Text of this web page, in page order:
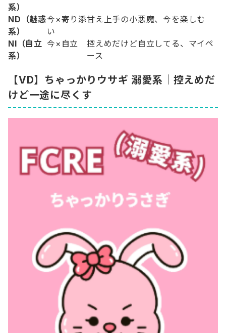
系）
ND（魅惑
系）
今×寄り添
い
甘え上手の小悪魔、今を楽しむ
NI（自立
系）
今×自立
控えめだけど自立してる、マイペ
ース
【VD】ちゃっかりウサギ 溺愛系｜控えめだ
けど一途に尽くす